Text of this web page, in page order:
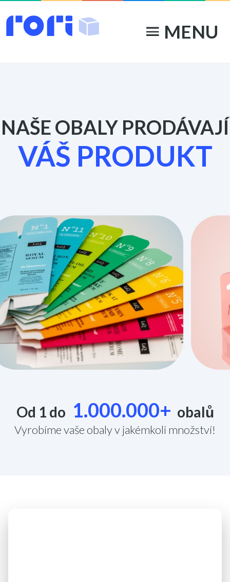
menu MENU
NAŠE OBALY PRODÁVAJÍ
VÁŠ PRODUKT
Od 1 do 1.000.000+ obalů
Vyrobíme vaše obaly v jakémkoli množství!